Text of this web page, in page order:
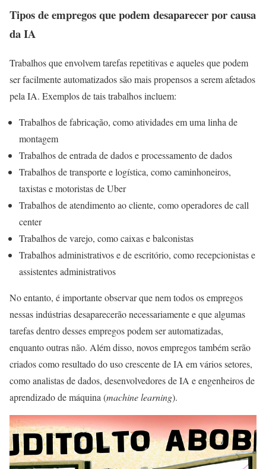
Tipos de empregos que podem desaparecer por causa
da IA
Trabalhos que envolvem tarefas repetitivas e aqueles que podem
ser facilmente automatizados são mais propensos a serem afetados
pela IA. Exemplos de tais trabalhos incluem:
Trabalhos de fabricação, como atividades em uma linha de
montagem
Trabalhos de entrada de dados e processamento de dados
Trabalhos de transporte e logística, como caminhoneiros,
taxistas e motoristas de Uber
Trabalhos de atendimento ao cliente, como operadores de call
center
Trabalhos de varejo, como caixas e balconistas
Trabalhos administrativos e de escritório, como recepcionistas e
assistentes administrativos
No entanto, é importante observar que nem todos os empregos
nessas indústrias desaparecerão necessariamente e que algumas
tarefas dentro desses empregos podem ser automatizadas,
enquanto outras não. Além disso, novos empregos também serão
criados como resultado do uso crescente de IA em vários setores,
como analistas de dados, desenvolvedores de IA e engenheiros de
aprendizado de máquina (machine learning).